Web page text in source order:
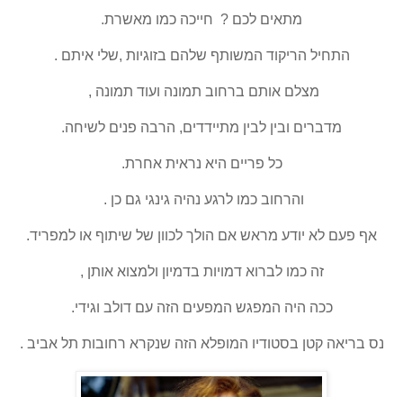
מתאים לכם ? חייכה כמו מאשרת.
התחיל הריקוד המשותף שלהם בזוגיות ,שלי איתם .
מצלם אותם ברחוב תמונה ועוד תמונה ,
מדברים ובין לבין מתיידדים, הרבה פנים לשיחה.
כל פריים היא נראית אחרת.
והרחוב כמו לרגע נהיה גינגי גם כן .
אף פעם לא יודע מראש אם הולך לכוון של שיתוף או למפריד.
זה כמו לברוא דמויות בדמיון ולמצוא אותן ,
ככה היה המפגש המפעים הזה עם דולב וגידי.
נס בריאה קטן בסטודיו המופלא הזה שנקרא רחובות תל אביב .